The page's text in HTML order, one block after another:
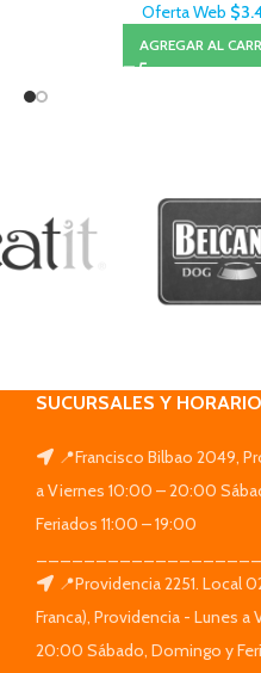
Oferta Web $
AGREGAR AL
SUCURSALES Y
📍Francisco Bilbao 2049,
a Viernes 10:00 – 20:00
Feriados 11:00 – 19:00
📍Providencia 2251. Local
Franca), Providencia - Lunes
20:00 Sábado, Domingo y